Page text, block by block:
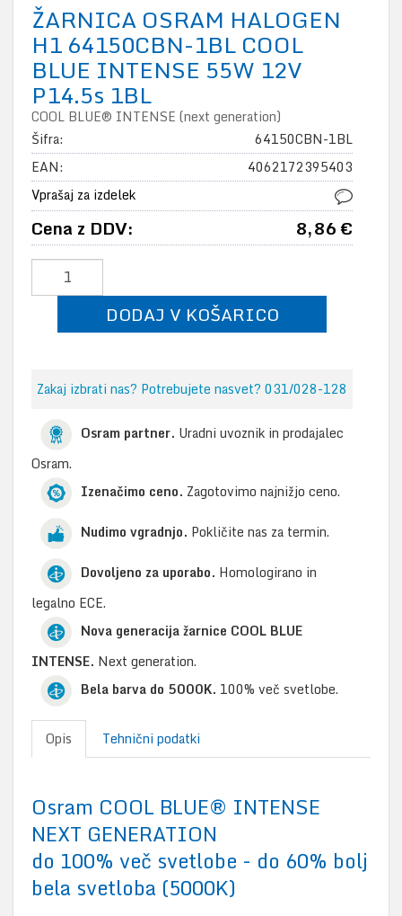
ŽARNICA OSRAM HALOGEN
H1 64150CBN-1BL COOL
BLUE INTENSE 55W 12V
P14.5s 1BL
COOL BLUE® INTENSE (next generation)
Šifra:
64150CBN-1BL
EAN:
4062172395403
Vprašaj za izdelek
Cena z DDV: 8,86 €
DODAJ V KOŠARICO
Zakaj izbrati nas? Potrebujete nasvet? 031/028-128
Osram partner. Uradni uvoznik in prodajalec
Osram.
Izenačimo ceno. Zagotovimo najnižjo ceno.
Nudimo vgradnjo. Pokličite nas za termin.
Dovoljeno za uporabo. Homologirano in
legalno ECE.
Nova generacija žarnice COOL BLUE
INTENSE. Next generation.
Bela barva do 5000K. 100% več svetlobe.
Opis Tehnični podatki
Osram COOL BLUE® INTENSE
NEXT GENERATION
do 100% več svetlobe - do 60% bolj
bela svetloba (5000K)